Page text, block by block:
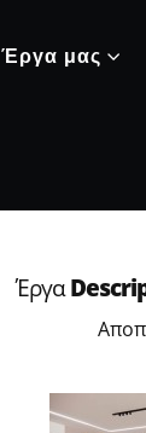
Έργα μας
Έργα